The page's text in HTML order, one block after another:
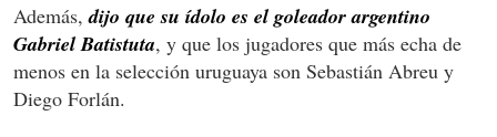
Además, dijo que su ídolo es el goleador argentino
Gabriel Batistuta, y que los jugadores que más echa de
menos en la selección uruguaya son Sebastián Abreu y
Diego Forlán.